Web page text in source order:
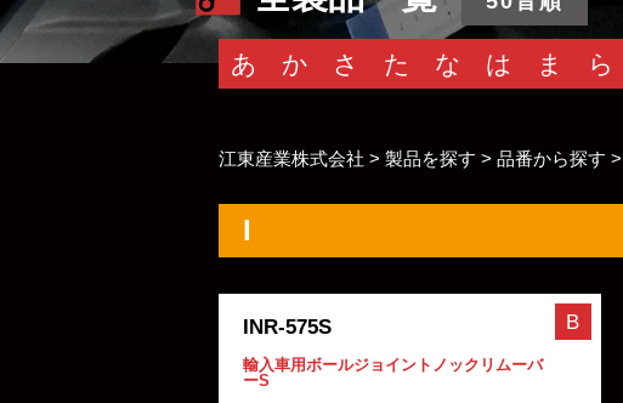
あ か さ た な は ま ら
江東産業株式会社 > 製品を探す > 品番から探す >
I
INR-575S
輸入車用ボールジョイントノックリムーバ
ーS
B